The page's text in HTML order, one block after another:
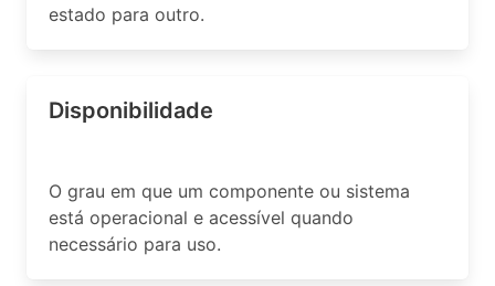
estado para outro.
Disponibilidade
O grau em que um componente ou sistema
está operacional e acessível quando
necessário para uso.